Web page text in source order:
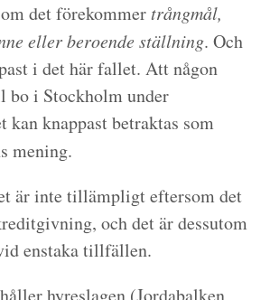
det förekommer trångmål,
eller beroende ställning. Och
i det här fallet. Att någon
bo i Stockholm under
kan knappast betraktas som
mening.
är inte tillämpligt eftersom det
och det är dessutom
enstaka tillfällen.
hyreslagen (Jordabalken